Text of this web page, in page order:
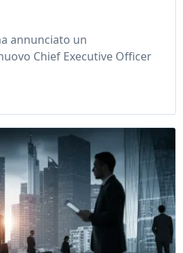
annunciato un
Chief Executive Officer